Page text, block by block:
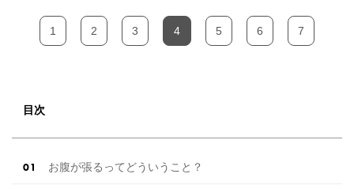
1 2 3 4 5 6 7
目次
お腹が張るってどういうこと？